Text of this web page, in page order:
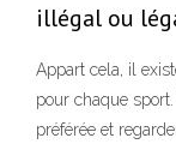
illégal ou
Appart cela, il
pour chaque
préférée et